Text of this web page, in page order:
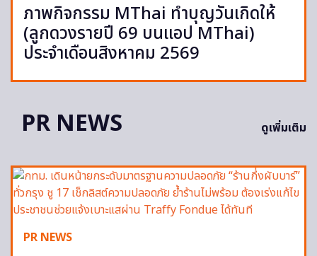
ภาพกิจกรรม MThai ทำบุญวันเกิดให้
(ลูกดวงรายปี 69 บนแอป MThai)
ประจำเดือนสิงหาคม 2569
PR NEWS ดูเพิ่มเติม
PR NEWS